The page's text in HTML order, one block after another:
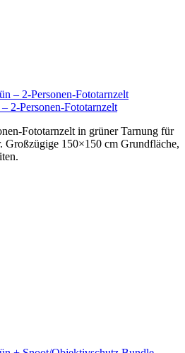
2-Personen-Fototarnzelt
Fototarnzelt in grüner Tarnung für
Großzügige 150×150 cm Grundfläche,